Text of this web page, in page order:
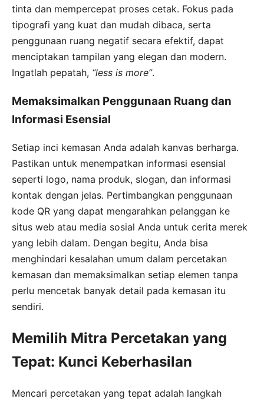
tinta dan mempercepat proses cetak. Fokus pada
tipografi yang kuat dan mudah dibaca, serta
penggunaan ruang negatif secara efektif, dapat
menciptakan tampilan yang elegan dan modern.
Ingatlah pepatah, “less is more”.
Memaksimalkan Penggunaan Ruang dan
Informasi Esensial
Setiap inci kemasan Anda adalah kanvas berharga.
Pastikan untuk menempatkan informasi esensial
seperti logo, nama produk, slogan, dan informasi
kontak dengan jelas. Pertimbangkan penggunaan
kode QR yang dapat mengarahkan pelanggan ke
situs web atau media sosial Anda untuk cerita merek
yang lebih dalam. Dengan begitu, Anda bisa
menghindari kesalahan umum dalam percetakan
kemasan dan memaksimalkan setiap elemen tanpa
perlu mencetak banyak detail pada kemasan itu
sendiri.
Memilih Mitra Percetakan yang
Tepat: Kunci Keberhasilan
Mencari percetakan yang tepat adalah langkah